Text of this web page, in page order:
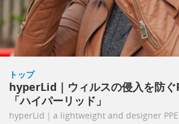
トップ
hyperLid｜ウィルスの侵入を防ぐ
「ハイパーリッド」
hyperLid｜a lightweight and designer